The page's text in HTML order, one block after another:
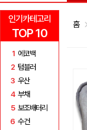
인기카테고리
TOP 10
1 에코백
2 텀블러
3 우산
4 부채
5 보조배터리
6 수건
홈